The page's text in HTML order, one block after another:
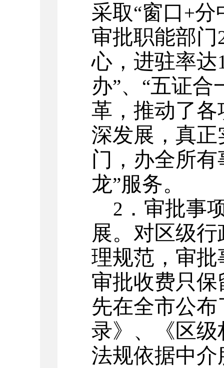
采取“窗口 +分
审批职能部门
心，进驻率达
办”、 “五证合
革，推动了
深发展，真
门，办全所有
龙”服务。
2 ．审批事
展。对区级
理规范，审批
审批收费只
先在全市公
录》、《区
法规依据中